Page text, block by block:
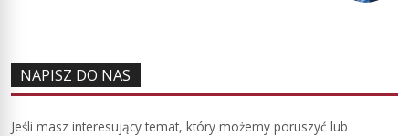
NAPISZ DO NAS
Jeśli masz interesujący temat, który możemy poruszyć lub